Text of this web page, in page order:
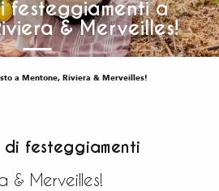
festeggiamenti a
& Merveilles!
a Mentone, Riviera & Merveilles!
festeggiamenti
& Merveilles!